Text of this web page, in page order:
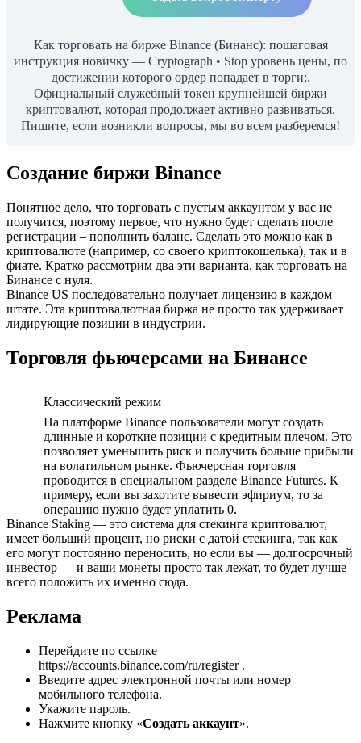
Как торговать на бирже Binance (Бинанс): пошаговая
инструкция новичку — Сryptograph • Stop уровень цены, по
достижении которого ордер попадает в торги;.
Официальный служебный токен крупнейшей биржи
криптовалют, которая продолжает активно развиваться.
Пишите, если возникли вопросы, мы во всем разберемся!
Создание биржи Binance
Понятное дело, что торговать с пустым аккаунтом у вас не
получится, поэтому первое, что нужно будет сделать после
регистрации – пополнить баланс. Сделать это можно как в
криптовалюте (например, со своего криптокошелька), так и в
фиате. Кратко рассмотрим два эти варианта, как торговать на
Бинансе с нуля.
Binance US последовательно получает лицензию в каждом
штате. Эта криптовалютная биржа не просто так удерживает
лидирующие позиции в индустрии.
Торговля фьючерсами на Бинансе
Классический режим
На платформе Binance пользователи могут создать
длинные и короткие позиции с кредитным плечом. Это
позволяет уменьшить риск и получить больше прибыли
на волатильном рынке. Фьючерсная торговля
проводится в специальном разделе Binance Futures. К
примеру, если вы захотите вывести эфириум, то за
операцию нужно будет уплатить 0.
Binance Staking — это система для стекинга криптовалют,
имеет больший процент, но риски с датой стекинга, так как
его могут постоянно переносить, но если вы — долгосрочный
инвестор — и ваши монеты просто так лежат, то будет лучше
всего положить их именно сюда.
Реклама
Перейдите по ссылке
https://accounts.binance.com/ru/register .
Введите адрес электронной почты или номер
мобильного телефона.
Укажите пароль.
Нажмите кнопку «Создать аккаунт».